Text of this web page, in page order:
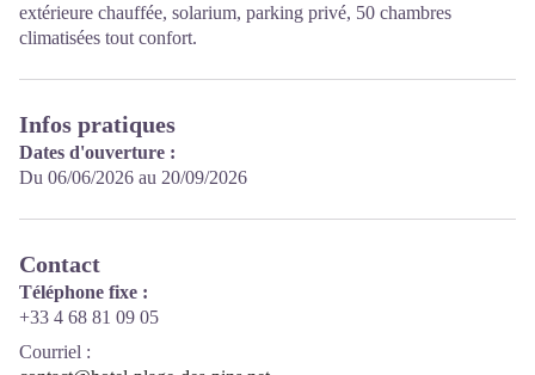
extérieure chauffée, solarium, parking privé, 50 chambres
climatisées tout confort.
Infos pratiques
Dates d'ouverture :
Du 06/06/2026 au 20/09/2026
Contact
Téléphone fixe :
+33 4 68 81 09 05
Courriel :